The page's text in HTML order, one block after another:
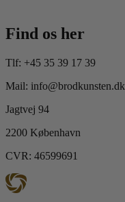
Find os her
Tlf: +45 35 39 17 39
Mail: info@brodkunsten.dk
Jagtvej 94
2200 København
CVR: 46599691